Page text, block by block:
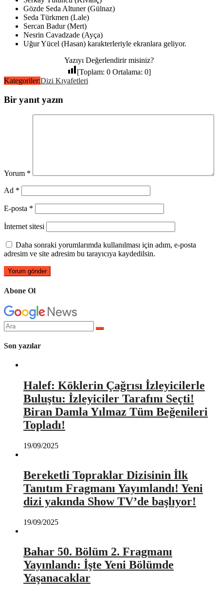
Gözde Seda Altuner (Gülnaz)
Seda Türkmen (Lale)
Sercan Badur (Mert)
Nesrin Cavadzade (Ayça)
Uğur Yücel (Hasan) karakterleriyle ekranlara geliyor.
Yazıyı Değerlendirir misiniz?
[Toplam: 0 Ortalama: 0]
Kategoriler:Dizi Kıyafetleri
Bir yanıt yazın
Yorum *
Ad *
E-posta *
İnternet sitesi
Daha sonraki yorumlarımda kullanılması için adım, e-posta
adresim ve site adresim bu tarayıcıya kaydedilsin.
Abone Ol
Arama
yap:
Son yazılar
Halef: Köklerin Çağrısı İzleyicilerle
Buluştu: İzleyiciler Tarafını Seçti!
Biran Damla Yılmaz Tüm Beğenileri
Topladı!
19/09/2025
Bereketli Topraklar Dizisinin İlk
Tanıtım Fragmanı Yayımlandı! Yeni
dizi yakında Show TV’de başlıyor!
19/09/2025
Bahar 50. Bölüm 2. Fragmanı
Yayınlandı: İşte Yeni Bölümde
Yaşanacaklar